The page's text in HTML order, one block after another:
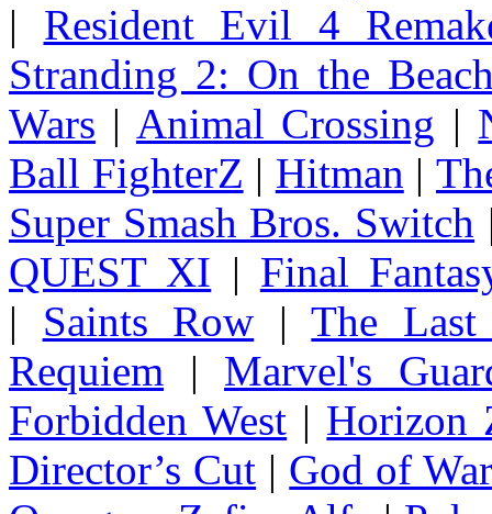
| Resident Evil 4
Stranding 2: On the
Wars | Animal Crossing |
Ball FighterZ | Hitman |
Super Smash Bros. Switch
QUEST XI | Final
| Saints Row |The
Requiem | Marvel's
Forbidden West | Horizon
Director’s Cut | God of